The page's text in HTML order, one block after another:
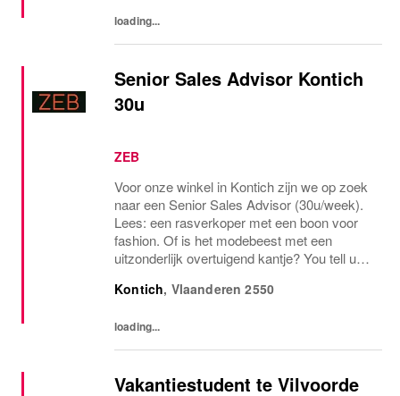
loading...
Senior Sales Advisor Kontich
30u
ZEB
Voor onze winkel in Kontich zijn we op zoek
naar een Senior Sales Advisor (30u/week).
Lees: een rasverkoper met een boon voor
fashion. Of is het modebeest met een
uitzonderlijk overtuigend kantje? You tell us.
outfits samenstellen en stijladvies geven is...
Kontich, Vlaanderen 2550
loading...
Vakantiestudent te Vilvoorde